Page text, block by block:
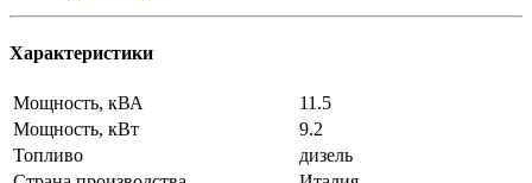
Характеристики
Мощность, кВА
11.5
Мощность, кВт
9.2
Топливо
дизель